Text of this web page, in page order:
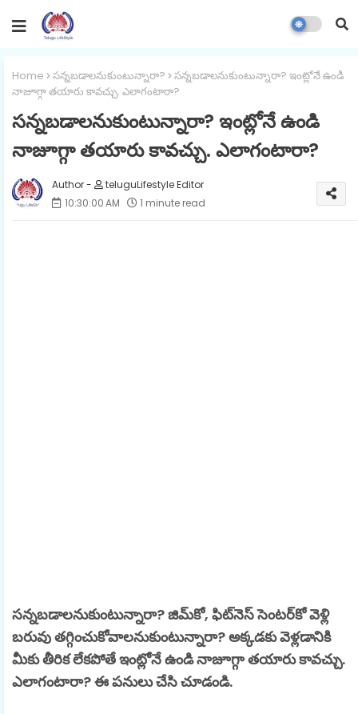
Home సన్నబడాలనుకుంటున్నారా?
సన్నబడాలనుకుంటున్నారా? ఇంట్లోనే ఉండి
నాజూగ్గా తయారు కావచ్చు. ఎలాగంటారా?
సన్నబడాలనుకుంటున్నారా? ఇంట్లోనే ఉండి
నాజూగ్గా తయారు కావచ్చు. ఎలాగంటారా?
teluguLifestyle Editor
10:30:00 AM
1 minute read
సన్నబడాలనుకుంటున్నారా? జిమ్‌కో, ఫిట్‌నెస్ సెంటర్‌కో వెళ్లి
బరువు తగ్గించుకోవాలనుకుంటున్నారా? అక్కడకు వెళ్లడానికి
మీకు తీరిక లేకపోతే ఇంట్లోనే ఉండి నాజూగ్గా తయారు కావచ్చు.
ఎలాగంటారా? ఈ పనులు చేసి చూడండి.